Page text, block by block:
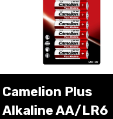
Camelion Plus
Alkaline AA/LR6